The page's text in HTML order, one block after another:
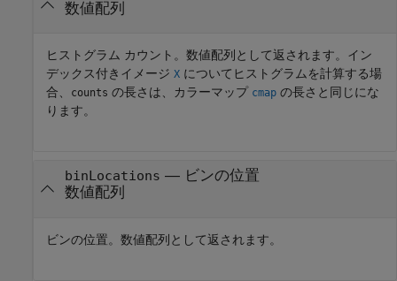
数値配列
ヒストグラム カウント。数値配列として返されます。イン
デックス付きイメージ X についてヒストグラムを計算する場
合、
counts の長さは、カラーマップ cmap の長さと同じにな
ります。
binLocations — ビンの位置
数値配列
ビンの位置。数値配列として返されます。